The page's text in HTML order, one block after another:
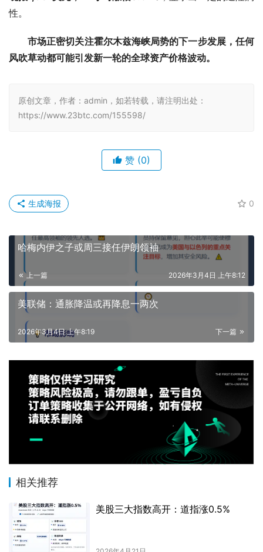
性。
市场正密切关注霍尔木兹海峡局势的下一步发展，任何
风吹草动都可能引发新一轮的全球资产价格波动。
原创文章，作者：admin，如若转载，请注明出处：
https://www.23btc.com/155598/
赞 (0)
0
生成海报
哈梅内伊之子或周三接任伊朗领袖
上一篇 2026年3月4日 上午8:12
美联储：通胀降温或再降息一两次
下一篇
2026年3月4日 上午8:19
相关推荐
美股三大指数高开：道指涨0.5%